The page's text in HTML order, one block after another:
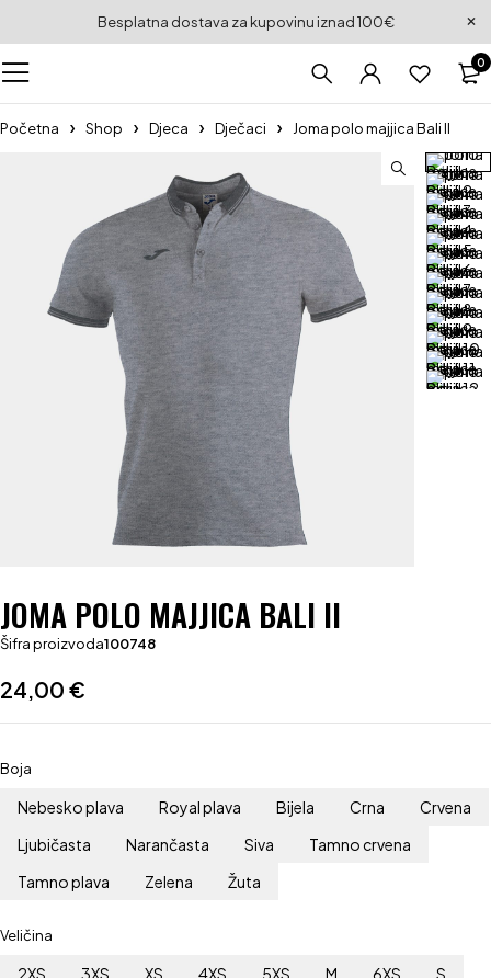
Besplatna dostava za kupovinu iznad 100€
0
Početna Shop Djeca Dječaci Joma polo majjica Bali II
JOMA POLO MAJJICA BALI II
Šifra proizvoda100748
24,00 €
Boja
Nebesko plava Royal plava Bijela Crna
Crvena
Ljubičasta
Narančasta Siva
Tamno crvena
Tamno plava
Zelena Žuta
Veličina
2XS 3XS XS 4XS 5XS M 6XS
S